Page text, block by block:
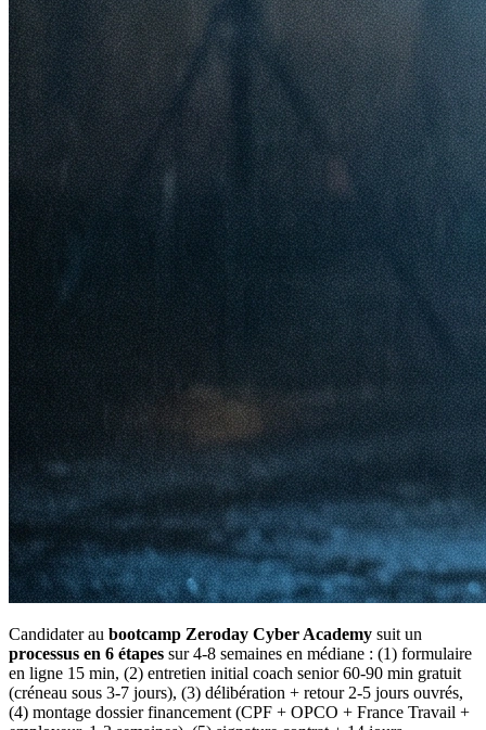
Candidater au bootcamp Zeroday Cyber Academy suit un
processus en 6 étapes sur 4-8 semaines en médiane : (1) formulaire
en ligne 15 min, (2) entretien initial coach senior 60-90 min gratuit
(créneau sous 3-7 jours), (3) délibération + retour 2-5 jours ouvrés,
(4) montage dossier financement (CPF + OPCO + France Travail +